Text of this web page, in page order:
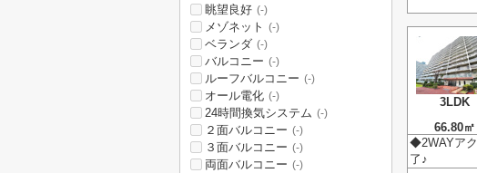
3LDK
66.80㎡
◆2WAYア
了♪
眺望良好 (-)
メゾネット (-)
ベランダ (-)
バルコニー (-)
ルーフバルコニー (-)
オール電化 (-)
24時間換気システム (-)
２面バルコニー (-)
３面バルコニー (-)
両面バルコニー (-)